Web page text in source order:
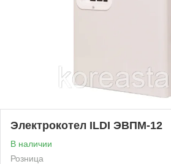
Электрокотел ILDI ЭВПМ-12
В наличии
Розница